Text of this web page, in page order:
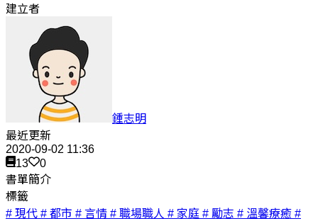
建立者
鍾志明
最近更新
2020-09-02 11:36
13
0
書單簡介
標籤
# 現代 # 都市 # 言情 # 職場職人 # 家庭 # 勵志 # 溫馨療癒 #